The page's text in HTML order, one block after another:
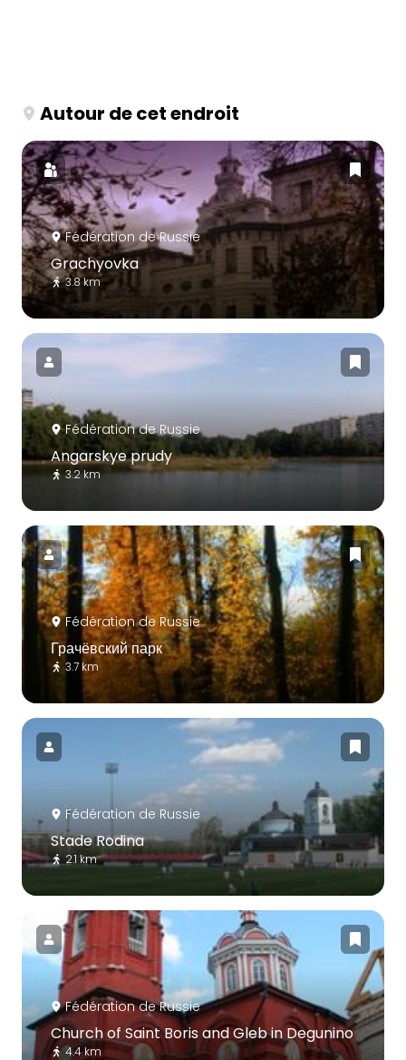
Autour de cet endroit
Fédération de Russie
Grachyovka
3.8 km
Fédération de Russie
Angarskye prudy
3.2 km
Fédération de Russie
Грачёвский парк
3.7 km
Fédération de Russie
Stade Rodina
2.1 km
Fédération de Russie
Church of Saint Boris and Gleb in Degunino
4.4 km